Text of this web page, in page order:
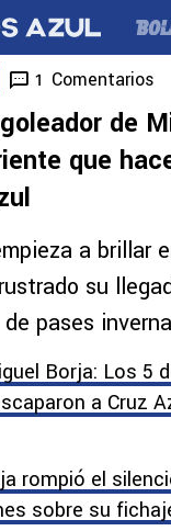
1 Comentarios
de
que
a brillar
su
pases
Borja: Los 5
a Cruz
rompió el
sobre su